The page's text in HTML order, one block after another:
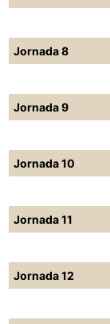
Jornada 8
Jornada 9
Jornada 10
Jornada 11
Jornada 12